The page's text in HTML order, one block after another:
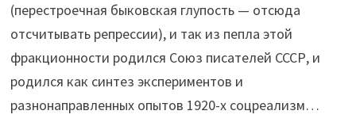
(перестроечная быковская глупость — отсюда
отсчитывать репрессии), и так из пепла этой
фракционности родился Союз писателей СССР, и
родился как синтез экспериментов и
разнонаправленных oпытов 1920-х соцреализм…